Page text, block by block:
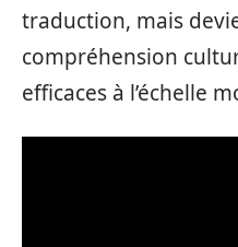
traduction, mais
compréhension
efficaces à l’échelle